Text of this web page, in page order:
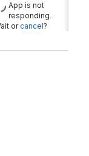
App is not
responding.
orcancel?